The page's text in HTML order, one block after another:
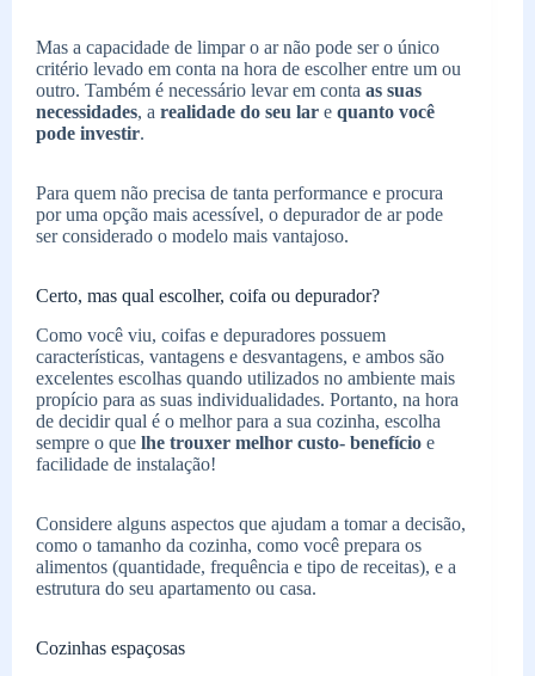
Mas a capacidade de limpar o ar não pode ser o único
critério levado em conta na hora de escolher entre um ou
outro. Também é necessário levar em conta as suas
necessidades, a realidade do seu lar e quanto você
pode investir.
Para quem não precisa de tanta performance e procura
por uma opção mais acessível, o depurador de ar pode
ser considerado o modelo mais vantajoso.
Certo, mas qual escolher, coifa ou depurador?
Como você viu, coifas e depuradores possuem
características, vantagens e desvantagens, e ambos são
excelentes escolhas quando utilizados no ambiente mais
propício para as suas individualidades. Portanto, na hora
de decidir qual é o melhor para a sua cozinha, escolha
sempre o que lhe trouxer melhor custo- benefício e
facilidade de instalação!
Considere alguns aspectos que ajudam a tomar a decisão,
como o tamanho da cozinha, como você prepara os
alimentos (quantidade, frequência e tipo de receitas), e a
estrutura do seu apartamento ou casa.
Cozinhas espaçosas